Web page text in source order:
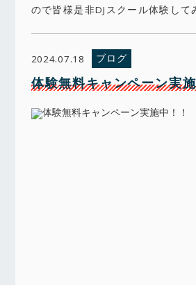
ので皆様是非DJスクール体験して
2024.07.18 ブログ
体験無料キャンペーン実